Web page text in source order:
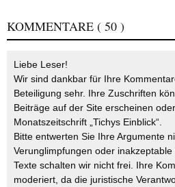
KOMMENTARE ( 50 )
Liebe Leser!
Wir sind dankbar für Ihre
Beteiligung sehr. Ihre Zuschriften
Beiträge auf der Site erscheinen
Monatszeitschrift „Tichys Einblick“.
Bitte entwerten Sie Ihre Argumente
Verunglimpfungen oder
Texte schalten wir nicht frei. Ihre
moderiert, da die juristische